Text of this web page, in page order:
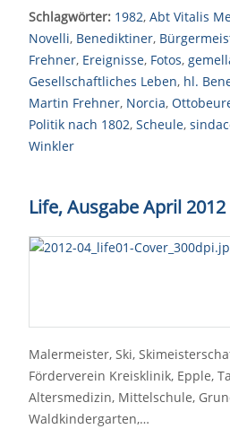
Schlagwörter: 1982, Abt Vitalis
Novelli, Benediktiner,
Frehner, Ereignisse, Fotos,
Gesellschaftliches Leben, hl.
Martin Frehner, Norcia,
Politik nach 1802, Scheule,
Winkler
Life, Ausgabe April 2012
Malermeister, Ski,
Förderverein Kreisklinik, Epple,
Altersmedizin, Mittelschule,
Waldkindergarten,…